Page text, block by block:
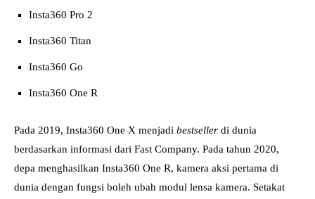
Insta360 Pro 2
Insta360 Titan
Insta360 Go
Insta360 One R
Pada 2019, Insta360 One X menjadi bestseller di dunia
berdasarkan informasi dari Fast Company. Pada tahun 2020,
depa menghasilkan Insta360 One R, kamera aksi pertama di
dunia dengan fungsi boleh ubah modul lensa kamera. Setakat